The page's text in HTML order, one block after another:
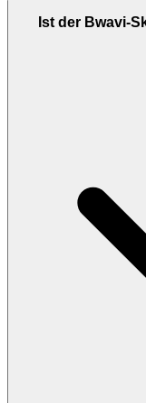
Ist der Bwavi-